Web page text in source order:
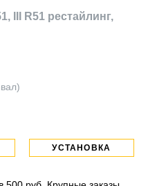
III R51 рестайлинг,
УСТАНОВКА